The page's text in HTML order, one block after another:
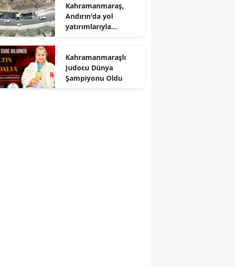
Kahramanmaraş,
Andırın'da yol
yatırımlarıyla
yükseltiyor
Kahramanmaraşlı
Judocu Dünya
Şampiyonu Oldu